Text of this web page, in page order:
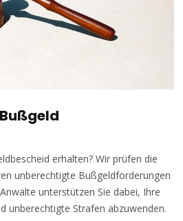
Bußgeld
erhalten? Wir prüfen die
unberechtigte Bußgeldforderungen
unterstützen Sie dabei, Ihre
unberechtigte Strafen abzuwenden.